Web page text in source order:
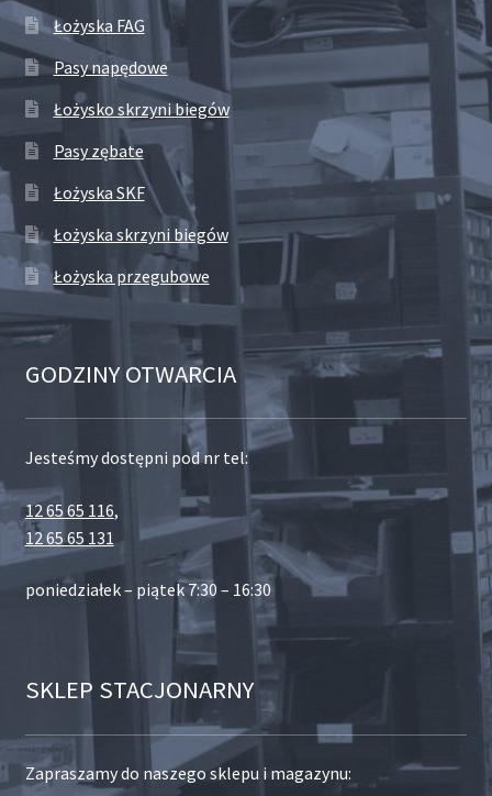
Łożyska FAG
Pasy napędowe
Łożysko skrzyni biegów
Pasy zębate
Łożyska SKF
Łożyska skrzyni biegów
Łożyska przegubowe
GODZINY OTWARCIA
Jesteśmy dostępni pod nr tel:
12 65 65 116,
12 65 65 131
poniedziałek – piątek 7:30 – 16:30
SKLEP STACJONARNY
Zapraszamy do naszego sklepu i magazynu: